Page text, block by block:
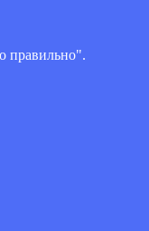
правильно".